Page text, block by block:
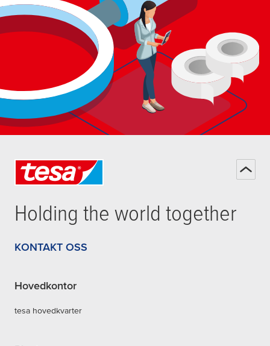
Holding the world together
KONTAKT OSS
Hovedkontor
tesa hovedkvarter